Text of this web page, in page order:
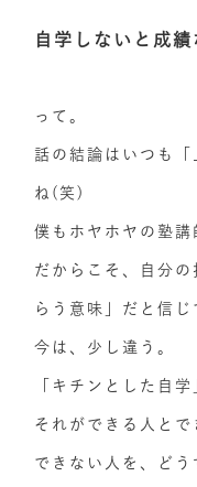
自学しないと成
って。
話の結論はいつも
ね(笑)
僕もホヤホヤの塾講
だからこそ、自分
らう意味」だと信じ
今は、少し違う。
「キチンとした自学
それができる人とで
できない人を、どう